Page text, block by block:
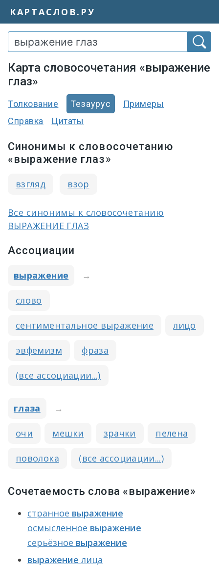
КАРТАСЛОВ.РУ
Карта словосочетания «выражение
глаз»
Толкование Тезаурус
Примеры
Справка
Цитаты
Синонимы к словосочетанию
«выражение глаз»
взгляд взор
Все синонимы к словосочетанию
ВЫРАЖЕНИЕ ГЛАЗ
Ассоциации
выражение →
слово
сентиментальное выражение лицо
эвфемизм фраза
(все ассоциации...)
глаза →
очи мешки зрачки пелена
поволока (все ассоциации...)
Сочетаемость слова «выражение»
странное выражение
осмысленное выражение
серьёзное выражение
выражение лица